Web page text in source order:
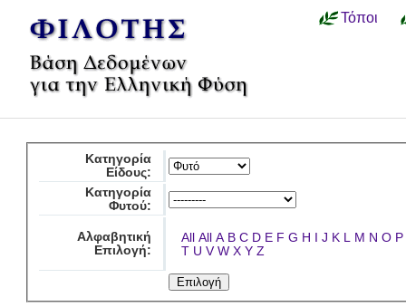
Τόποι
Κατηγορία
Είδους:
Κατηγορία
Φυτού:
Αλφαβητική
Επιλογή:
All All A B C D E F G H I J K L M N O P
T U V W X Y Z